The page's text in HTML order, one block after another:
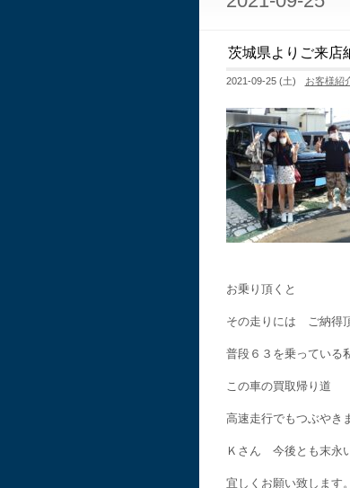
茨城県よりご来店
2021-09-25 (土) お客様紹
お乗り頂くと
その走りには ご納得
普段６３を乗っている
この車の買取帰り道
高速走行でもつぶやき
Ｋさん 今後とも末永
宜しくお願い致します。